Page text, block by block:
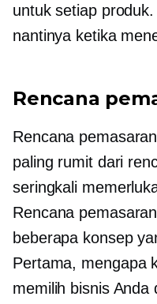
untuk setiap
nantinya ketika
Rencana
Rencana
paling rumit dari
seringkali
Rencana
beberapa konsep
Pertama, mengapa
memilih bisnis Anda